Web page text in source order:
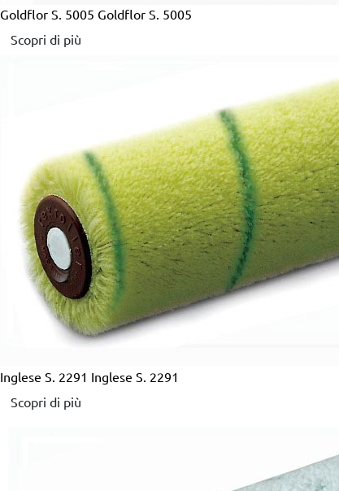
Goldflor S. 5005 Goldflor S. 5005
Scopri di più
Inglese S. 2291 Inglese S. 2291
Scopri di più